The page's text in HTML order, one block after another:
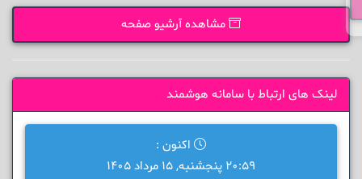
مشاهده آرشیو صفحه
لینک های ارتباط با سامانه هوشمند
اکنون :
20:59 پنجشنبه, 15 مرداد 1405